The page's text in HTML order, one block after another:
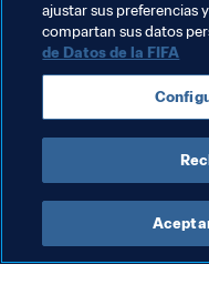
Salvaguardia
Órganos Judiciales
Organización
ajustar sus preferencias
compartan sus datos
de Datos de la FIFA